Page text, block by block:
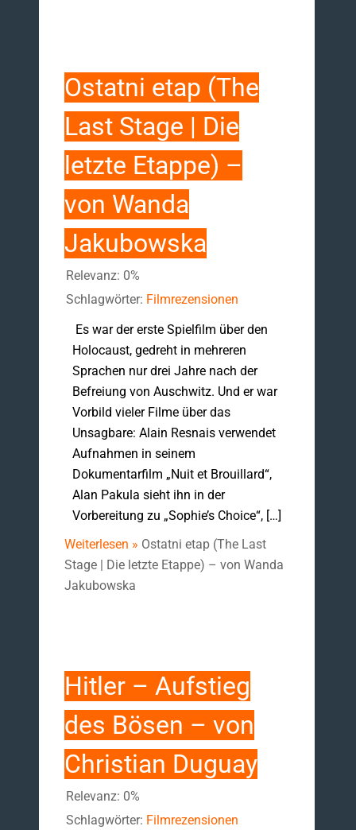
Ostatni etap (The
Last Stage | Die
letzte Etappe) –
von Wanda
Jakubowska
Relevanz: 0%
Schlagwörter: Filmrezensionen
Es war der erste Spielfilm über den
Holocaust, gedreht in mehreren
Sprachen nur drei Jahre nach der
Befreiung von Auschwitz. Und er war
Vorbild vieler Filme über das
Unsagbare: Alain Resnais verwendet
Aufnahmen in seinem
Dokumentarfilm „Nuit et Brouillard“,
Alan Pakula sieht ihn in der
Vorbereitung zu „Sophie’s Choice“, […]
Weiterlesen » Ostatni etap (The Last
Stage | Die letzte Etappe) – von Wanda
Jakubowska
Hitler – Aufstieg
des Bösen – von
Christian Duguay
Relevanz: 0%
Schlagwörter: Filmrezensionen